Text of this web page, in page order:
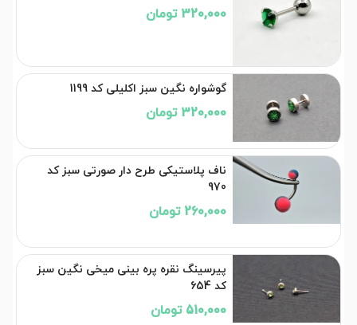
320,000 تومان
گوشواره نگین سبز اکلیلی کد 1199
320,000 تومان
ناف پلاستیکی طرح دار صورتی سبز کد
970
260,000 تومان
پیرسینگ نقره پره بینی میخی نگین سبز
کد 654
510,000 تومان